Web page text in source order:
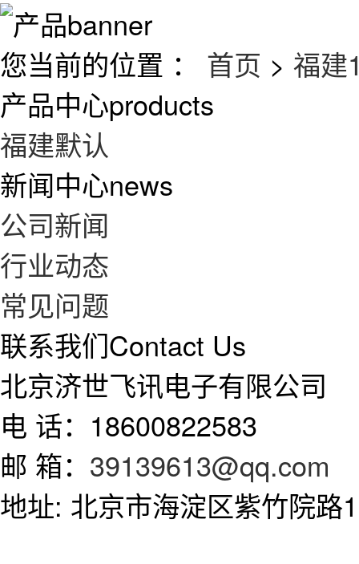
您当前的位置 ： 首页 > 福建
产品中心products
福建默认
新闻中心news
公司新闻
行业动态
常见问题
联系我们Contact Us
北京济世飞讯电子有限公司
电 话：18600822583
邮 箱： 39139613@qq.com
地址: 北京市海淀区紫竹院路